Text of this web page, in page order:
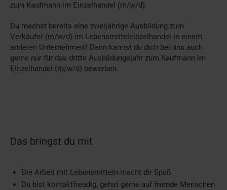
zum Kaufmann im Einzelhandel (m/w/d).
Du machst bereits eine zweijährige Ausbildung zum
Verkäufer (m/w/d) im Lebensmitteleinzelhandel in einem
anderen Unternehmen? Dann kannst du dich bei uns auch
gerne nur für das dritte Ausbildungsjahr zum Kaufmann im
Einzelhandel (m/w/d) bewerben.
Das bringst du mit
Die Arbeit mit Lebensmitteln macht dir Spaß
Du bist kontaktfreudig, gehst gerne auf fremde Menschen